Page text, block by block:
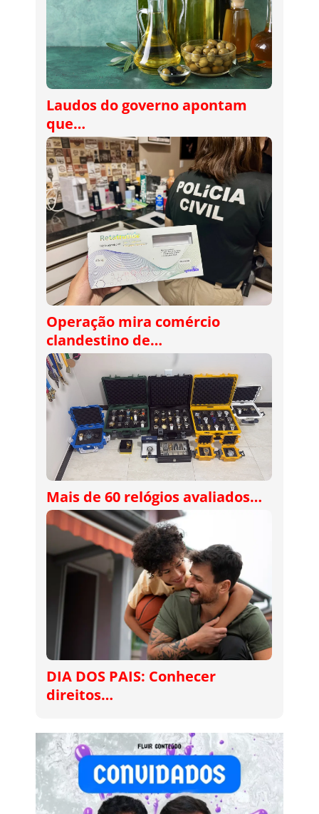
Laudos do governo apontam
que…
Operação mira comércio
clandestino de…
Mais de 60 relógios avaliados…
DIA DOS PAIS: Conhecer
direitos…